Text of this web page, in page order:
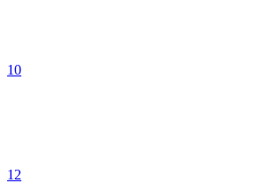
10
12